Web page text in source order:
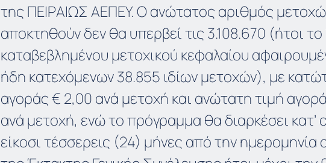
της ΠΕΙΡΑΙΩΣ ΑΕΠΕΥ. Ο ανώτατος αριθμός
αποκτηθούν δεν θα υπερβεί τις 3.108.670 (ήτοι
καταβεβλημένου μετοχικού κεφαλαίου
ήδη κατεχόμενων 38.855 ιδίων μετοχών), με
αγοράς € 2,00 ανά μετοχή και ανώτατη τιμή
ανά μετοχή, ενώ το πρόγραμμα θα διαρκέσει κατ’
είκοσι τέσσερεις (24) μήνες από την